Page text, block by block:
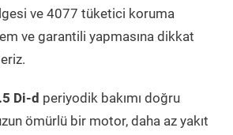
ve 4077 tüketici koruma
ve garantili yapmasına dikkat
Di-d periyodik bakımı doğru
ömürlü bir motor, daha az yakıt